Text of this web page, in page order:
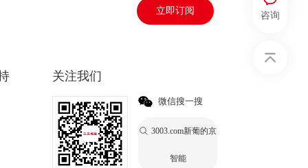
咨询
立即订阅
关注我们
微信搜一搜
3003.com新葡的京
智能